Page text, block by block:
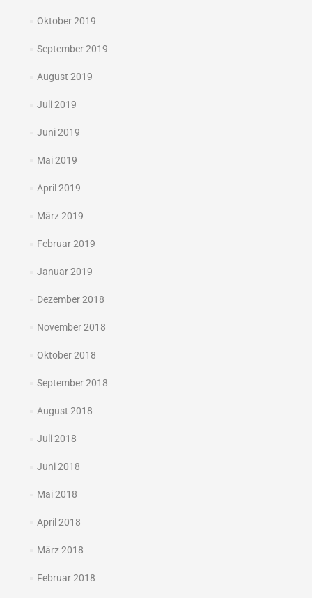
Oktober 2019
September 2019
August 2019
Juli 2019
Juni 2019
Mai 2019
April 2019
März 2019
Februar 2019
Januar 2019
Dezember 2018
November 2018
Oktober 2018
September 2018
August 2018
Juli 2018
Juni 2018
Mai 2018
April 2018
März 2018
Februar 2018